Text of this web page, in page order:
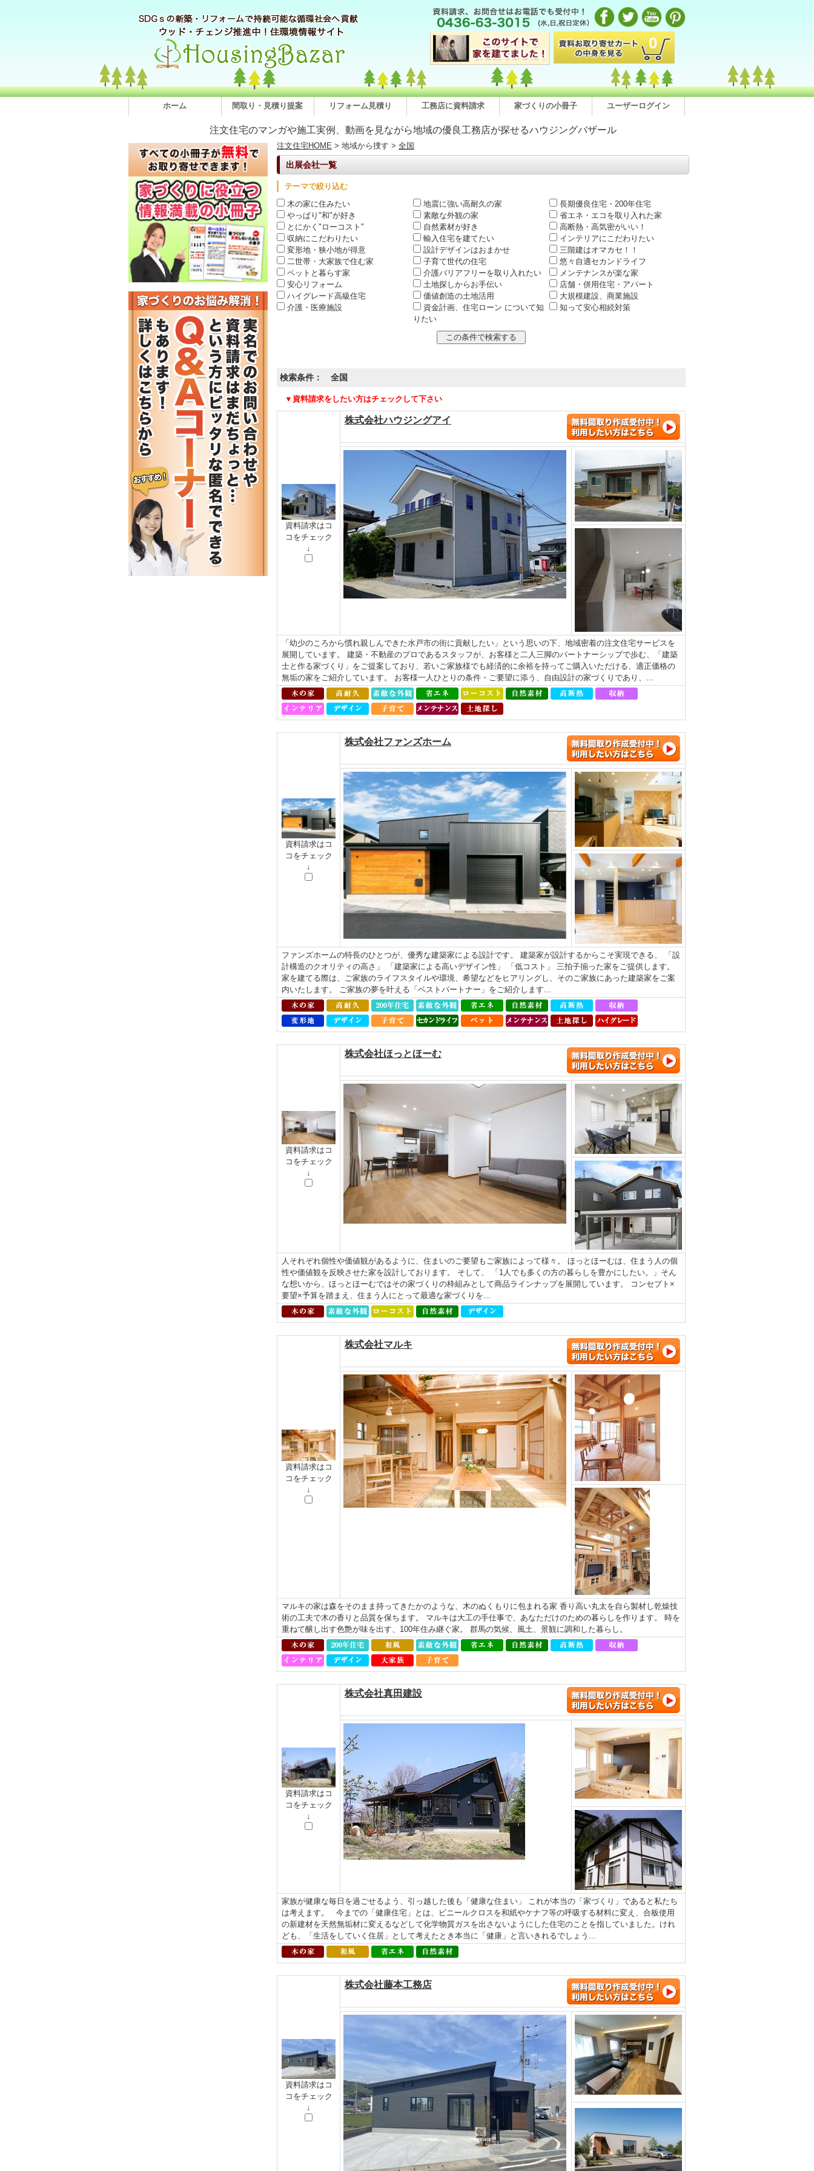
0
ホーム 間取り・見積り提案 リフォーム見積り 工務店に資料請求 家づくりの小冊子 ユーザーログイン
注文住宅のマンガや施工実例、動画を見ながら地域の優良工務店が探せるハウジングバザール
注文住宅HOME > 地域から捜す > 全国
出展会社一覧
テーマで絞り込む
木の家に住みたい
地震に強い高耐久の家
長期優良住宅・200年住宅
やっぱり"和"が好き
素敵な外観の家
省エネ・エコを取り入れた家
とにかく"ローコスト"
自然素材が好き
高断熱・高気密がいい！
収納にこだわりたい
輸入住宅を建てたい
インテリアにこだわりたい
変形地・狭小地が得意
設計デザインはおまかせ
三階建はオマカセ！！
二世帯・大家族で住む家
子育て世代の住宅
悠々自適セカンドライフ
ペットと暮らす家
介護バリアフリーを取り入れたい
メンテナンスが楽な家
安心リフォーム
土地探しからお手伝い
店舗・併用住宅・アパート
ハイグレード高級住宅
価値創造の土地活用
大規模建設、商業施設
介護・医療施設
資金計画、住宅ローン について知
りたい
知って安心相続対策
検索条件： 全国
▼資料請求をしたい方はチェックして下さい
資料請求はコ
コをチェック
↓
株式会社ハウジングアイ
「幼少のころから慣れ親しんできた水戸市の街に貢献したい」という思いの下、地域密着の注文住宅サービスを
展開しています。 建築・不動産のプロであるスタッフが、お客様と二人三脚のパートナーシップで歩む、「建築
士と作る家づくり」をご提案しており、若いご家族様でも経済的に余裕を持ってご購入いただける、適正価格の
無垢の家をご紹介しています。 お客様一人ひとりの条件・ご要望に添う、自由設計の家づくりであり、...
資料請求はコ
コをチェック
↓
株式会社ファンズホーム
ファンズホームの特長のひとつが、優秀な建築家による設計です。 建築家が設計するからこそ実現できる、 「設
計構造のクオリティの高さ」 「建築家による高いデザイン性」 「低コスト」 三拍子揃った家をご提供します。
家を建てる際は、ご家族のライフスタイルや環境、希望などをヒアリングし、そのご家族にあった建築家をご案
内いたします。 ご家族の夢を叶える「ベストパートナー」をご紹介します...
資料請求はコ
コをチェック
↓
株式会社ほっとほーむ
人それぞれ個性や価値観があるように、住まいのご要望もご家族によって様々。 ほっとほーむは、住まう人の個
性や価値観を反映させた家を設計しております。 そして、 「1人でも多くの方の暮らしを豊かにしたい。」そん
な想いから、ほっとほーむではその家づくりの枠組みとして商品ラインナップを展開しています。 コンセプト×
要望×予算を踏まえ、住まう人にとって最適な家づくりを...
資料請求はコ
コをチェック
↓
株式会社マルキ
マルキの家は森をそのまま持ってきたかのような、木のぬくもりに包まれる家 香り高い丸太を自ら製材し乾燥技
術の工夫で木の香りと品質を保ちます。 マルキは大工の手仕事で、あなただけのための暮らしを作ります。 時を
重ねて醸し出す色艶が味を出す、100年住み継ぐ家。 群馬の気候、風土、景観に調和した暮らし。
資料請求はコ
コをチェック
↓
株式会社真田建設
家族が健康な毎日を過ごせるよう、引っ越した後も「健康な住まい」 これが本当の「家づくり」であると私たち
は考えます。 今までの「健康住宅」とは、ビニールクロスを和紙やケナフ等の呼吸する材料に変え、合板使用
の新建材を天然無垢材に変えるなどして化学物質ガスを出さないようにした住宅のことを指していました。けれ
ども、「生活をしていく住居」として考えたとき本当に「健康」と言いきれるでしょう...
資料請求はコ
コをチェック
↓
株式会社藤本工務店